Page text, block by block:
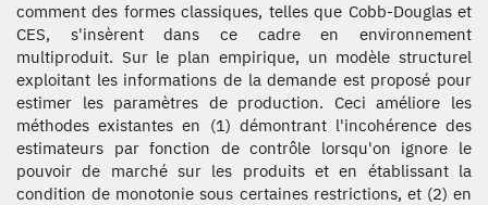
comment des formes classiques, telles que Cobb-Douglas et
CES, s'insèrent dans ce cadre en environnement
multiproduit. Sur le plan empirique, un modèle structurel
exploitant les informations de la demande est proposé pour
estimer les paramètres de production. Ceci améliore les
méthodes existantes en (1) démontrant l'incohérence des
estimateurs par fonction de contrôle lorsqu'on ignore le
pouvoir de marché sur les produits et en établissant la
condition de monotonie sous certaines restrictions, et (2) en